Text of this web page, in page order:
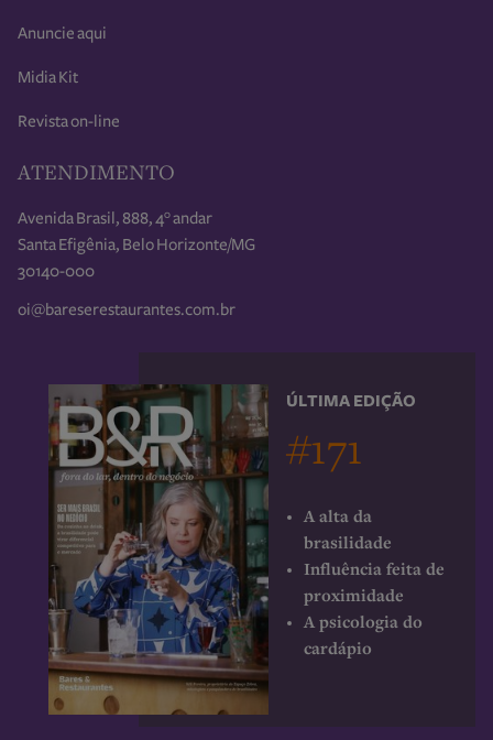
Anuncie aqui
Midia Kit
Revista on-line
ATENDIMENTO
Avenida Brasil, 888, 4° andar
Santa Efigênia, Belo Horizonte/MG
30140-000
oi@bareserestaurantes.com.br
ÚLTIMA EDIÇÃO
#171
A alta da
brasilidade
Influência feita de
proximidade
A psicologia do
cardápio